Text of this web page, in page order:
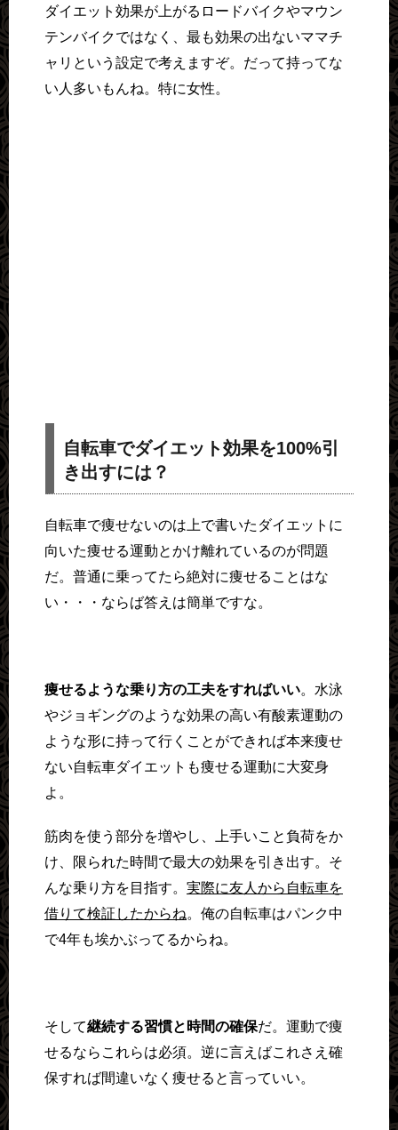
ダイエット効果が上がるロードバイクやマウン
テンバイクではなく、最も効果の出ないママチ
ャリという設定で考えますぞ。だって持ってな
い人多いもんね。特に女性。
自転車でダイエット効果を100%引
き出すには？
自転車で痩せないのは上で書いたダイエットに
向いた痩せる運動とかけ離れているのが問題
だ。普通に乗ってたら絶対に痩せることはな
い・・・ならば答えは簡単ですな。
痩せるような乗り方の工夫をすればいい。水泳
やジョギングのような効果の高い有酸素運動の
ような形に持って行くことができれば本来痩せ
ない自転車ダイエットも痩せる運動に大変身
よ。
筋肉を使う部分を増やし、上手いこと負荷をか
け、限られた時間で最大の効果を引き出す。そ
んな乗り方を目指す。 実際に友人から自転車を
借りて検証したからね。俺の自転車はパンク中
で4年も埃かぶってるからね。
そして継続する習慣と時間の確保だ。運動で痩
せるならこれらは必須。逆に言えばこれさえ確
保すれば間違いなく痩せると言っていい。